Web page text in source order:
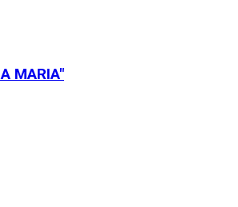
MARIA"